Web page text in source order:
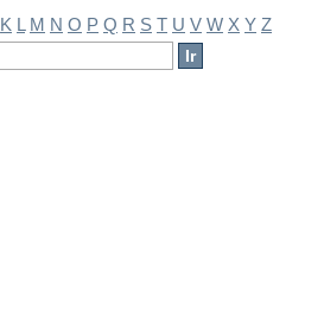
K L M N O P Q R S T U V W X Y Z